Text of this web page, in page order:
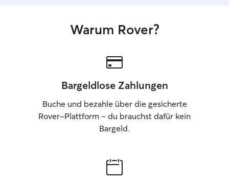
Warum Rover?
Bargeldlose Zahlungen
Buche und bezahle über die gesicherte
Rover-Plattform – du brauchst dafür kein
Bargeld.